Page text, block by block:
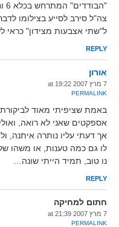
צה"ל סירב לסייע בצילומו
ל"שתי אצבעות מצידון" כראי
REPLY
אורון
7 מרץ 2007 at 19:22
PERMALINK
באמת שציפיתי מאוד
אספקטים שאני לא רואה,
אך דעתי עליו נותרה איתנה,
לו גם כמה טענות, או משהו
נו טוב, תמיד הייתי שונה…
REPLY
חתום למחיקה
7 מרץ 2007 at 21:39
PERMALINK